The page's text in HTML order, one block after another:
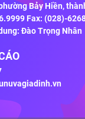
Bảy Hiền,
Fax: (028)-
Đào Trọng Nhân